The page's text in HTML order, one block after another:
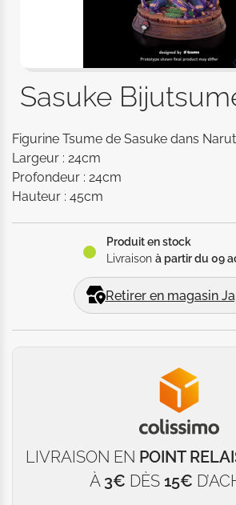
Sasuke
Figurine Tsume de Sasuke dans
Largeur : 24cm
Profondeur : 24cm
Hauteur : 45cm
Produit en stock
Livraison à partir du 09
Retirer en magasin
LIVRAISON EN POINT
À 3€ DÈS 15€